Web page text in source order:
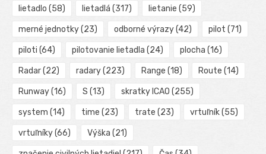
lietadlo (58) lietadlá (317) lietanie (59)
merné jednotky(23) odborné výrazy(42) pilot (71)
piloti (64) pilotovanie lietadla (24) plocha (16)
Radar(22) radary(223) Range (18) Route (14)
Runway(16) S (13) skratky ICAO (255)
system (14) time (23) trate (23) vrtuľník(55)
vrtuľníky(66) Výška (21)